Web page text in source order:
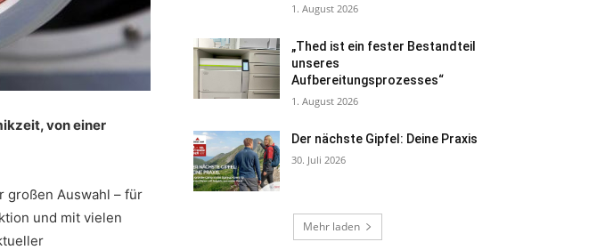
von einer
großen Auswahl – für
und mit vielen
1. August 2026
„Thed ist ein fester Bestandteil
unseres
Aufbereitungsprozesses“
1. August 2026
Der nächste Gipfel: Deine Praxis
30. Juli 2026
Mehr laden